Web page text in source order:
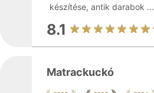
készítése, antik darabok ...
8.1
Matrackuckó